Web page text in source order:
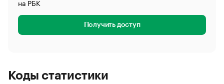
на РБК
Получить доступ
Коды статистики